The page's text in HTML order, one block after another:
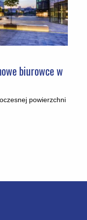
biurowce w
powierzchni